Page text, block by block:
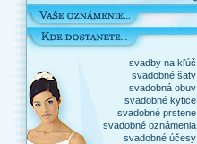
svadby na kľúč
svadobné šaty
svadobná obuv
svadobné kytice
svadobné prstene
svadobné oznámenia
svadobné účesy